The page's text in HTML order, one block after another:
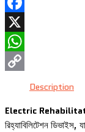
Facebook
X
WhatsApp
Description
Electric
রিহ্যাবিলিটেশন ডিভাইস,